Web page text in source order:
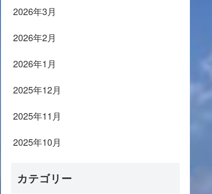
2026年3月
2026年2月
2026年1月
2025年12月
2025年11月
2025年10月
カテゴリー